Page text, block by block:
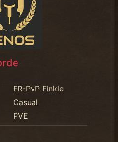
FR-PvP Finkle
Casual
PVE